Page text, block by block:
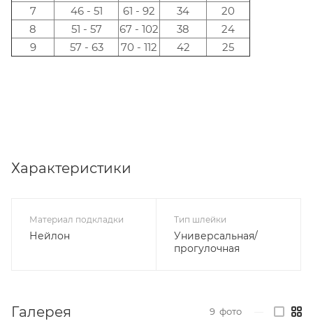
7
46 - 51 61 - 92 34
20
8
51 - 57 67 - 102 38
24
9
57 - 63 70 - 112 42 25
Характеристики
Материал подкладки
Нейлон
Тип шлейки
Универсальная/
прогулочная
Галерея 9 фото